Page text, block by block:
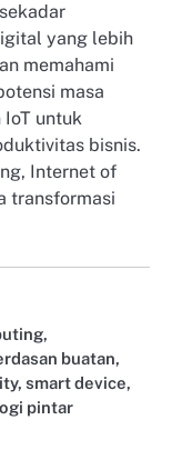
yang lebih
memahami
masa
untuk
bisnis.
Internet of
transformasi
,
buatan,
, smart device,
pintar